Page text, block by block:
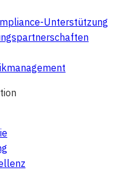
Unterstützung